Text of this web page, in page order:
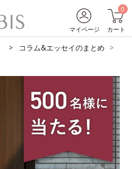
マイページ
0
カート
コラム&エッセイのまとめ